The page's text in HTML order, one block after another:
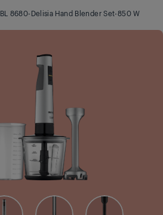
BL 8680-Delisia Hand Blender Set-850 W